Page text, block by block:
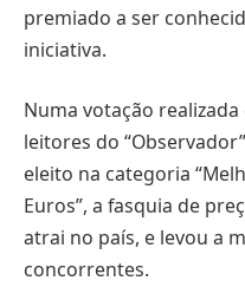
premiado a ser
iniciativa.
Numa votação
leitores do
eleito na categoria
Euros”, a fasquia de
atrai no país, e levou a
concorrentes.